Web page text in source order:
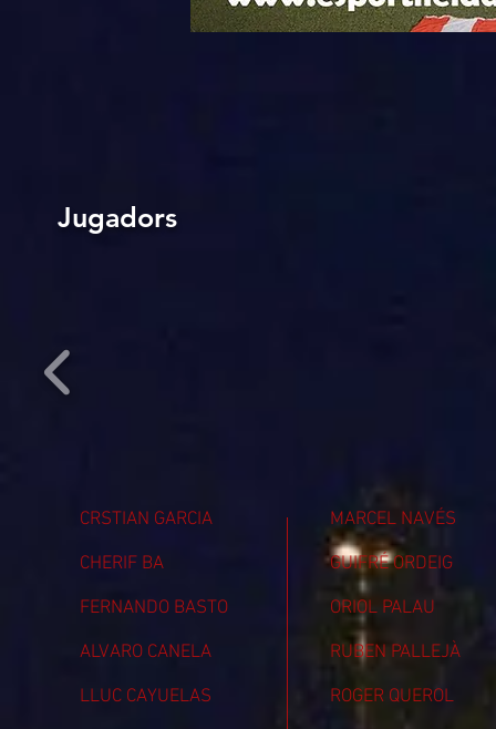
Jugadors
CRSTIAN GARCIA
MARCEL NAVÉS
CHERIF BA
GUIFRÉ ORDEIG
FERNANDO BASTO
ORIOL PALAU
ALVARO CANELA
RUBEN PALLEJÀ
LLUC CAYUELAS
ROGER QUEROL